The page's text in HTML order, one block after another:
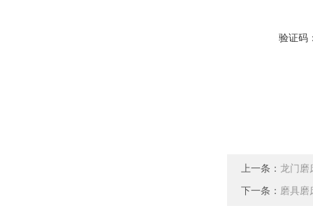
验证码
上一条： 龙门磨
下一条： 磨具磨